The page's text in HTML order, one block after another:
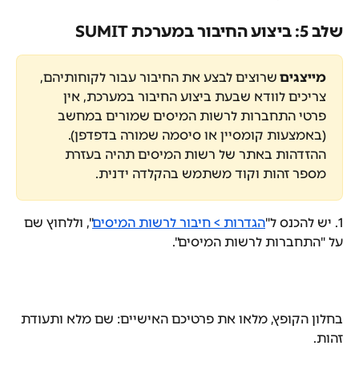
שלב 5: ביצוע החיבור במערכת SUMIT
מייצגים שרוצים לבצע את החיבור עבור לקוחותיהם,
צריכים לוודא שבעת ביצוע החיבור במערכת, אין
פרטי התחברות לרשות המיסים שמורים במחשב
(באמצעות קומסיין או סיסמה שמורה בדפדפן).
ההזדהות באתר של רשות המיסים תהיה בעזרת
מספר זהות וקוד משתמש בהקלדה ידנית.
1. יש להכנס ל" הגדרות > חיבור לרשות המיסים", וללחוץ שם
על "התחברות לרשות המיסים".
בחלון הקופץ, מלאו את פרטיכם האישיים: שם מלא ותעודת
זהות.